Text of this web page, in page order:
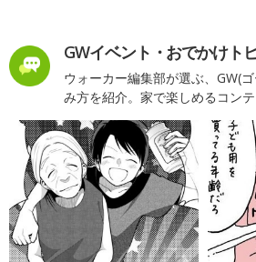
GWイベント・おでかけト
ウォーカー編集部が選ぶ、GW(
み方を紹介。家で楽しめるコンテ